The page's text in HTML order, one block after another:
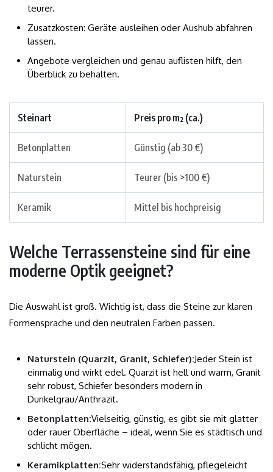
teurer.
Zusatzkosten: Geräte ausleihen oder Aushub abfahren
lassen.
Angebote vergleichen und genau auflisten hilft, den
Überblick zu behalten.
Steinart Preis pro m² (ca.)
Betonplatten Günstig (ab 30 €)
Naturstein Teurer (bis >100 €)
Keramik Mittel bis hochpreisig
Welche Terrassensteine sind für eine
moderne Optik geeignet?
Die Auswahl ist groß. Wichtig ist, dass die Steine zur klaren
Formensprache und den neutralen Farben passen.
Naturstein (Quarzit, Granit, Schiefer):Jeder Stein ist
einmalig und wirkt edel. Quarzit ist hell und warm, Granit
sehr robust, Schiefer besonders modern in
Dunkelgrau/Anthrazit.
Betonplatten:Vielseitig, günstig, es gibt sie mit glatter
oder rauer Oberfläche – ideal, wenn Sie es städtisch und
schlicht mögen.
Keramikplatten:Sehr widerstandsfähig, pflegeleicht